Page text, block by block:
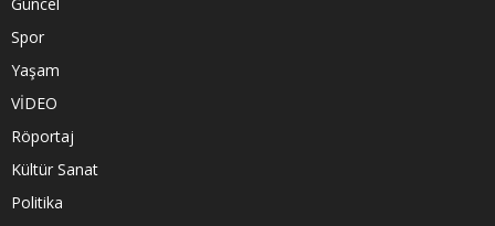
Spor
Yaşam
VİDEO
Röportaj
Kültür Sanat
Politika